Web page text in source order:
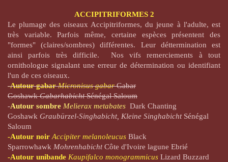
ACCIPITRIFORMES 2
Le plumage des oiseaux Accipitriformes, du jeune à l'adulte, est
très variable. Parfois même, certaine espèces présentent des
"formes" (claires/sombres) différentes. Leur déttermination est
ainsi parfois très difficile. Nos vifs remerciements à tout
ornithologue signalant une erreur de détermination ou identifiant
l'un de ces oiseaux.
-Autour gabar Micronisus gabarGabar
GoshawkGabarhabichtSénégal Saloum
-Autour sombre Melierax metabates Dark Chanting
Goshawk Graubürzel-Singhabicht, Kleine Singhabicht Sénégal
Saloum
-Autour noir Accipiter melanoleucus Black
Sparrowhawk MohrenhabichtCôte d'Ivoire lagune Ebrié
-Autour unibande Kaupifalco monogrammicus Lizard Buzzard